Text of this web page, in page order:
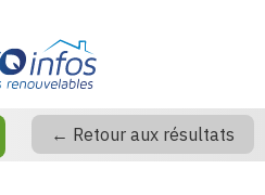
← Retour aux résultats